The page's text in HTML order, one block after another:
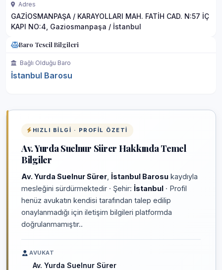
Adres
GAZİOSMANPAŞA / KARAYOLLARI MAH. FATİH CAD. N:57 İÇ
KAPI NO:4, Gaziosmanpaşa / İstanbul
Baro Tescil Bilgileri
Bağlı Olduğu Baro
İstanbul Barosu
HIZLI BILGI · PROFIL ÖZETI
Av. Yurda Suelnur Sürer Hakkında Temel
Bilgiler
Av. Yurda Suelnur Sürer İstanbul Barosu kaydıyla
mesleğini sürdürmektedir · Şehir: İstanbul · Profil
henüz avukatın kendisi tarafından talep edilip
onaylanmadığı için iletişim bilgileri platformda
doğrulanmamıştır..
AVUKAT
Av. Yurda Suelnur Sürer